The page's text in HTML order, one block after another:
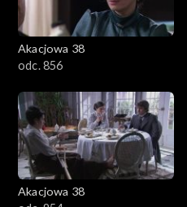
Akacjowa 38
odc. 856
Akacjowa 38